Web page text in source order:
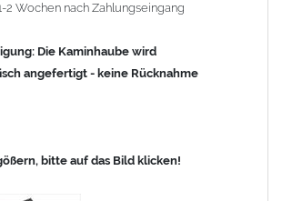
2 Wochen nach Zahlungseingang
Die Kaminhaube wird
angefertigt - keine Rücknahme
bitte auf das Bild klicken!